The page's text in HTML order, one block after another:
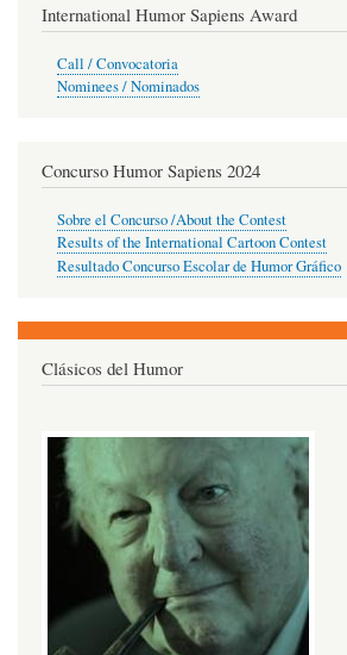
International Humor Sapiens Award
Call / Convocatoria
Nominees / Nominados
Concurso Humor Sapiens 2024
Sobre el Concurso /About the Contest
Results of the International Cartoon Contest
Resultado Concurso Escolar de Humor Gráfico
Clásicos del Humor